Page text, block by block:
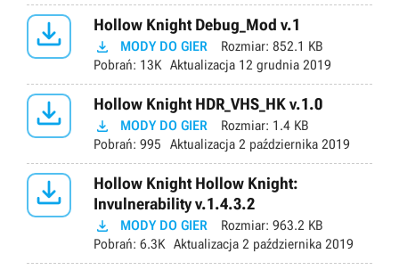
 Hollow Knight Debug_Mod v.1
 MODY DO GIER Rozmiar: 852.1 KB
Pobrań: 13K Aktualizacja 12 grudnia 2019
 Hollow Knight HDR_VHS_HK v.1.0
 MODY DO GIER Rozmiar: 1.4 KB
Pobrań: 995 Aktualizacja 2 października 2019

Hollow Knight Hollow Knight:
Invulnerability v.1.4.3.2
 MODY DO GIER Rozmiar: 963.2 KB
Pobrań: 6.3K Aktualizacja 2 października 2019